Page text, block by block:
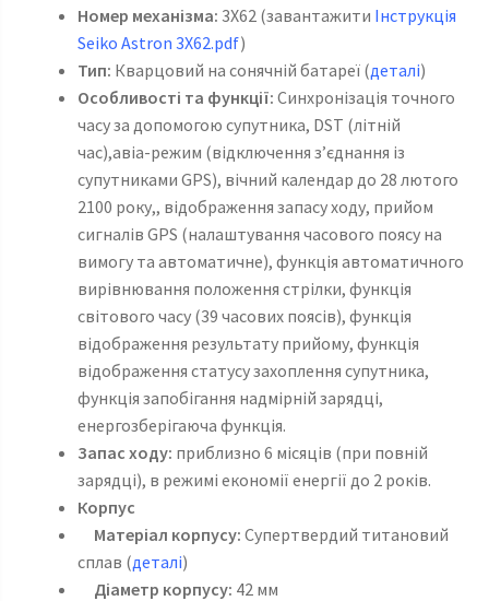
Номер механізма: 3X62 (завантажити Інструкція
Seiko Astron 3X62.pdf)
Тип: Кварцовий на сонячній батареї (деталі)
Особливості та функції: Синхронізація точного
часу за допомогою супутника, DST (літній
час),авіа-режим (відключення з’єднання із
супутниками GPS), вічний календар до 28 лютого
2100 року,, відображення запасу ходу, прийом
сигналів GPS (налаштування часового поясу на
вимогу та автоматичне), функція автоматичного
вирівнювання положення стрілки, функція
світового часу (39 часових поясів), функція
відображення результату прийому, функція
відображення статусу захоплення супутника,
функція запобігання надмірній зарядці,
енергозберігаюча функція.
Запас ходу: приблизно 6 місяців (при повній
зарядці), в режимі економії енергії до 2 років.
Корпус
Матеріал корпусу: Супертвердий титановий
сплав (деталі)
Діаметр корпусу: 42 мм